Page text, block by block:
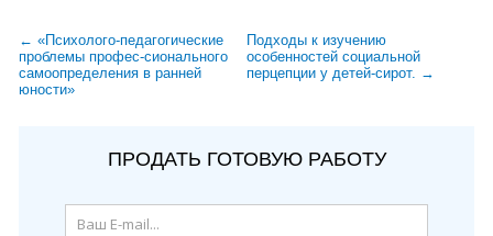
← «Психолого-педагогические
проблемы профес-сионального
самоопределения в ранней
юности»
Подходы к изучению
особенностей социальной
перцепции у детей-сирот. →
ПРОДАТЬ ГОТОВУЮ РАБОТУ